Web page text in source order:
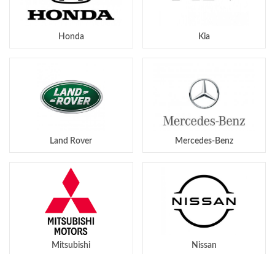
Honda Kia
Land Rover Mercedes-Benz
Mitsubishi Nissan